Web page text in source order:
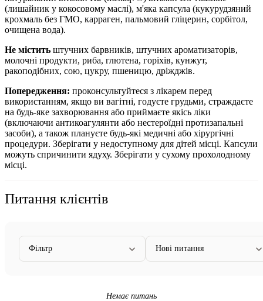
(лишайник у кокосовому маслі), м'яка капсула (кукурудзяний
крохмаль без ГМО, карраген, пальмовий гліцерин, сорбітол,
очищена вода).
Не містить штучних барвників, штучних ароматизаторів,
молочні продукти, риба, глютена, горіхів, кунжут,
ракоподібних, сою, цукру, пшеницю, дріжджів.
Попередження: проконсультуйтеся з лікарем перед
використанням, якщо ви вагітні, годуєте грудьми, страждаєте
на будь-яке захворювання або приймаєте якісь ліки
(включаючи антикоагулянти або нестероїдні протизапальні
засоби), а також плануєте будь-які медичні або хірургічні
процедури. Зберігати у недоступному для дітей місці. Капсули
можуть спричинити ядуху. Зберігати у сухому прохолодному
місці.
Питання клієнтів
Фільтр Нові питання
Немає питань